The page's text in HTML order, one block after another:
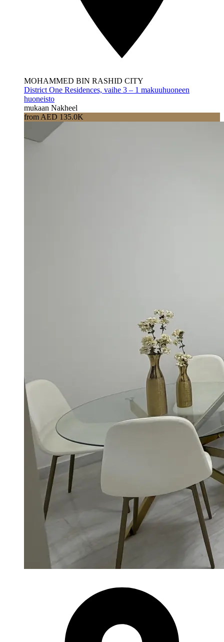
MOHAMMED BIN RASHID CITY
District One Residences, vaihe 3 – 1 makuuhuoneen
huoneisto
mukaan Nakheel
from AED 135.0K